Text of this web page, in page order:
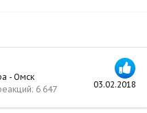
03.02.2018
- Омск
6 647